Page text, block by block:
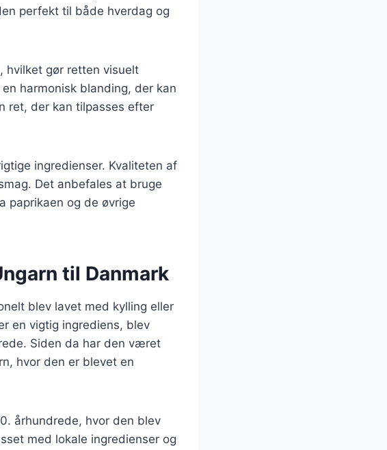
perfekt til både hverdag og
hvilket gør retten visuelt
harmonisk blanding, der kan
ret, der kan tilpasses efter
ingredienser. Kvaliteten af
Det anbefales at bruge
paprikaen og de øvrige
til Danmark
blev lavet med kylling eller
en vigtig ingrediens, blev
Siden da har den været
hvor den er blevet en
århundrede, hvor den blev
med lokale ingredienser og